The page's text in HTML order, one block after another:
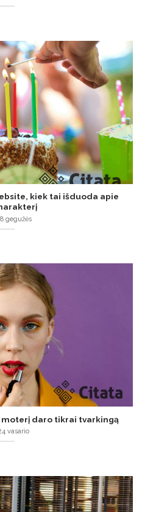
kiek tai išduoda apie
gegužės
moterį daro tikrai tvarkingą
vasario